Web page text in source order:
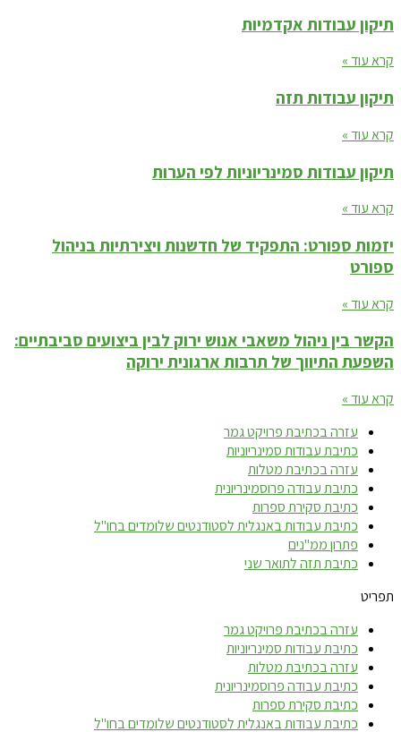
תיקון עבודות אקדמיות
קרא עוד »
תיקון עבודות תזה
קרא עוד »
תיקון עבודות סמינריוניות לפי הערות
קרא עוד »
יזמות ספורט: התפקיד של חדשנות ויצירתיות בניהול
ספורט
קרא עוד »
הקשר בין ניהול משאבי אנוש ירוק לבין ביצועים סביבתיים:
השפעת התיווך של תרבות ארגונית ירוקה
קרא עוד »
עזרה בכתיבת פרויקט גמר
כתיבת עבודות סמינריוניות
עזרה בכתיבת מטלות
כתיבת עבודה פרוסמינריונית
כתיבת סקירת ספרות
כתיבת עבודות באנגלית לסטודנטים שלומדים בחו"ל
פתרון ממ"נים
כתיבת תזה לתואר שני
תפריט
עזרה בכתיבת פרויקט גמר
כתיבת עבודות סמינריוניות
עזרה בכתיבת מטלות
כתיבת עבודה פרוסמינריונית
כתיבת סקירת ספרות
כתיבת עבודות באנגלית לסטודנטים שלומדים בחו"ל